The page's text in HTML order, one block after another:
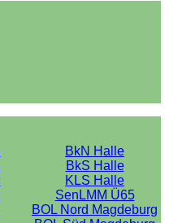
BkN Halle
BkS Halle
KLS Halle
SenLMM Ü65
BOL Nord Magdeburg